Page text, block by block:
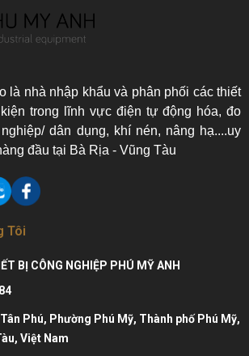
là nhà nhập khẩu và phân phối các thiết
trong lĩnh vực điện tự động hóa, đo
dân dụng, khí nén, nâng hạ....uy
đầu tại Bà Rịa - Vũng Tàu
Tôi
BỊ CÔNG NGHIỆP PHÚ MỸ ANH
Tân Phú, Phường Phú Mỹ, Thành phố Phú Mỹ,
Việt Nam